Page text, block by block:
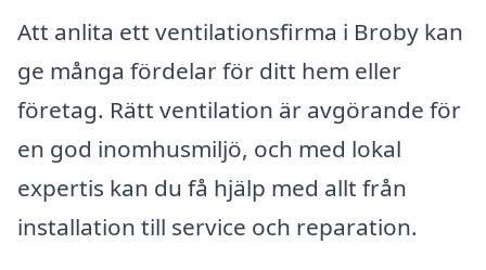
Att anlita ett ventilationsfirma i Broby kan
ge många fördelar för ditt hem eller
företag. Rätt ventilation är avgörande för
en god inomhusmiljö, och med lokal
expertis kan du få hjälp med allt från
installation till service och reparation.